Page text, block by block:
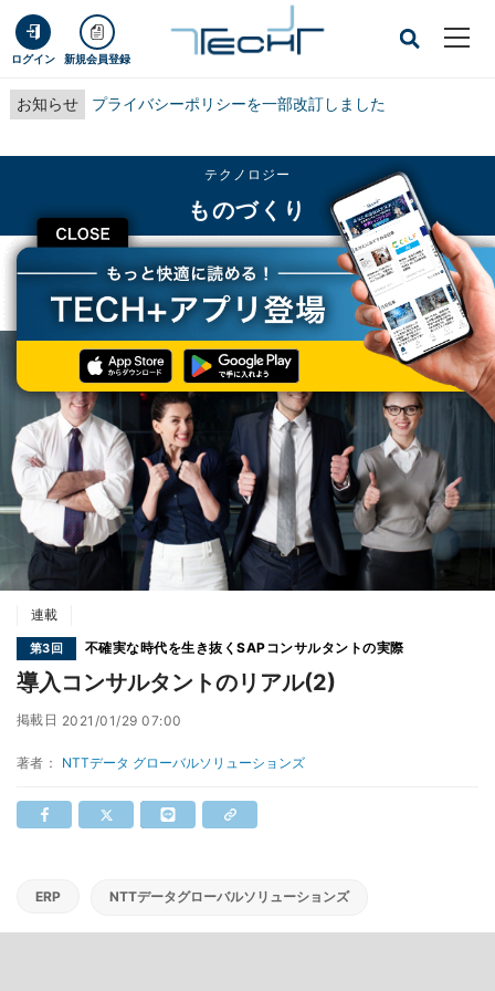
ログイン 新規会員登録
お知らせ プライバシーポリシーを一部改訂しました
CLOSE
テクノロジー
ものづくり
TECH+ テクノロジー ものづくり 導入コンサルタントのリアル(2)
連載
第3回 不確実な時代を生き抜くSAPコンサルタントの実際
導入コンサルタントのリアル(2)
掲載日 2021/01/29 07:00
著者： NTTデータ グローバルソリューションズ
ERP NTTデータグローバルソリューションズ